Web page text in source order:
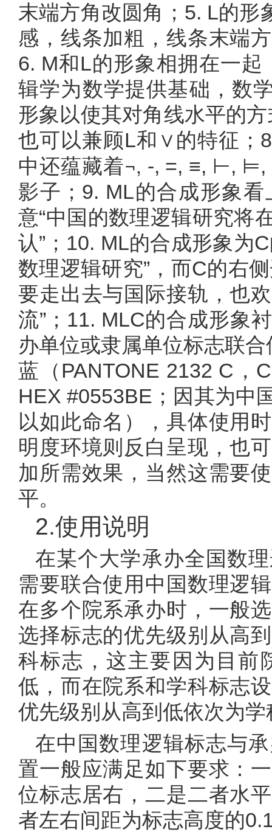
末端方角改圆角；5. L的
感，线条加粗，线条末端
6. M和L的形象相拥在一起
辑学为数学提供基础，数
形象以使其对角线水平的
也可以兼顾L和∨的特征；
中还蕴藏着¬, -, =, ≡, ⊢, ⊨,
影子；9. ML的合成形象
意“中国的数理逻辑研究将
认”；10. ML的合成形象为
数理逻辑研究”，而C的右
要走出去与国际接轨，也
流”；11. MLC的合成形象
办单位或隶属单位标志联
蓝（PANTONE 2132 C，
HEX #0553BE； 因其为中
以如此命名 ），具体使用
明度环境则反白呈现，也
加所需效果，当然这需要
平。
2.使用说明
在某个大学承办全国数
需要联合使用中国数理逻
在多个院系承办时，一般
选择标志的优先级别从高
科标志，这主要因为目前
低，而在院系和学科标志
优先级别从高到低依次为
在中国数理逻辑标志与
置一般应满足如下要求：
位标志居右，二是二者水
者左右间距为标志高度的